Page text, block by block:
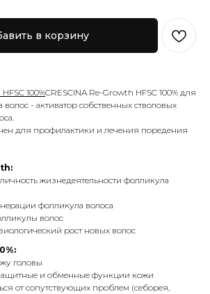
в корзину
100%CRESCINA Re-Growth HFSC 100% для
- активатор собственных стволовых
для профилактики и лечения поредения
жизнедеятельности фолликула
фолликула волоса
волос
рост новых волос
головы
защитные и обменные функции кожи
от сопутствующих проблем (себорея,